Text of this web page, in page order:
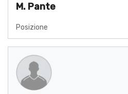
M. Pante
Posizione